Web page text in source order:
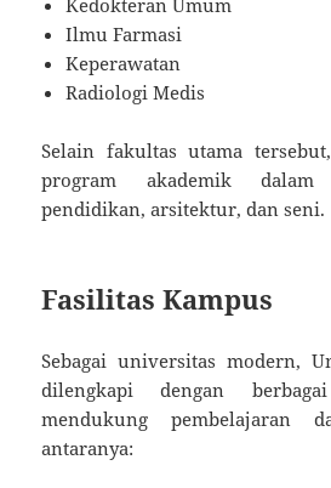
Ilmu Farmasi
Keperawatan
Radiologi Medis
Selain fakultas utama
program akademik
pendidikan, arsitektur, dan seni.
Fasilitas Kampus
Sebagai universitas modern,
dilengkapi dengan
mendukung pembelajaran
antaranya: